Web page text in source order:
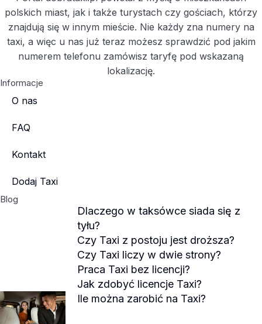
polskich miast, jak i także turystach czy gościach, którzy
znajdują się w innym mieście. Nie każdy zna numery na
taxi, a więc u nas już teraz możesz sprawdzić pod jakim
numerem telefonu zamówisz taryfę pod wskazaną
lokalizację.
Informacje
O nas
FAQ
Kontakt
Dodaj Taxi
Blog
Dlaczego w taksówce siada się z
tyłu?
Czy Taxi z postoju jest droższa?
Czy Taxi liczy w dwie strony?
Praca Taxi bez licencji?
Jak zdobyć licencje Taxi?
Ile można zarobić na Taxi?